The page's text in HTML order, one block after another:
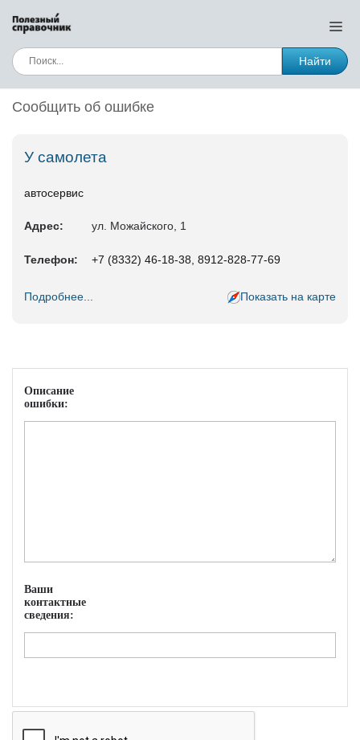
Найти
Сообщить об ошибке
У самолета
автосервис
Адрес: ул. Можайского, 1
Телефон: +7 (8332) 46-18-38, 8912-828-77-69
Подробнее... Показать на карте
Описание
ошибки:
Ваши
контактные
сведения: